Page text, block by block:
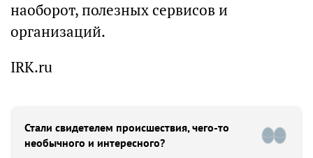
наоборот, полезных сервисов и
организаций.
IRK.ru
Стали свидетелем происшествия, чего-то
необычного и интересного?